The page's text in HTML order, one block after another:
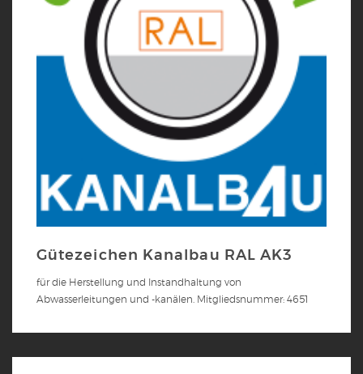
Gütezeichen Kanalbau RAL AK3
für die Herstellung und Instandhaltung von
Abwasserleitungen und -kanälen. Mitgliedsnummer: 4651